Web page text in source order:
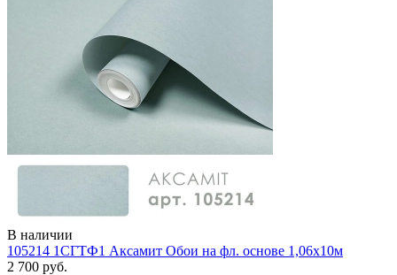
В наличии
105214 1СГТФ1 Аксамит Обои на фл. основе 1,06х10м
2 700 руб.